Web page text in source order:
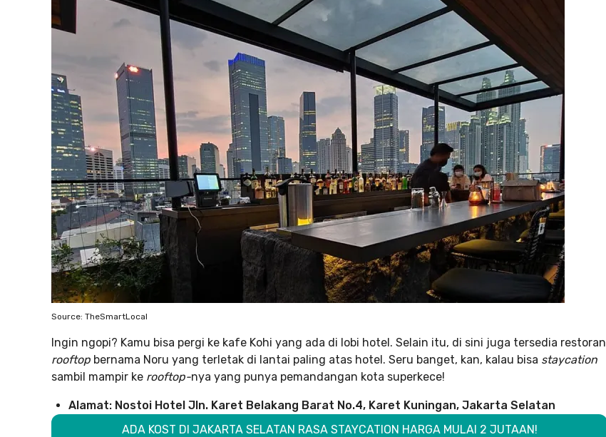
Source: TheSmartLocal
Ingin ngopi? Kamu bisa pergi ke kafe Kohi yang ada di lobi hotel. Selain itu, di sini juga tersedia restoran
rooftop bernama Noru yang terletak di lantai paling atas hotel. Seru banget, kan, kalau bisa staycation
sambil mampir ke rooftop-nya yang punya pemandangan kota superkece!
Alamat: Nostoi Hotel Jln. Karet Belakang Barat No.4, Karet Kuningan, Jakarta Selatan
ADA KOST DI JAKARTA SELATAN RASA STAYCATION HARGA MULAI 2 JUTAAN!